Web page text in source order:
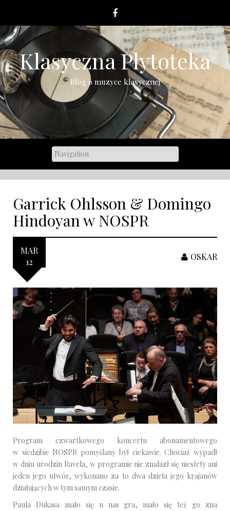
content
Klasyczna Płytoteka
Blog o muzyce klasycznej
Garrick Ohlsson & Domingo
Hindoyan w NOSPR
MAR
12
OSKAR
Program czwartkowego koncertu abonamentowego
w siedzibie NOSPR pomyślany był ciekawie. Chociaż wypadł
w dniu urodzin Ravela, w programie nie znalazł się niestety ani
jeden jego utwór, wykonano za to dwa dzieła jego krajanów
działających w tym samym czasie.
Paula Dukasa mało się u nas gra, mało się też go zna